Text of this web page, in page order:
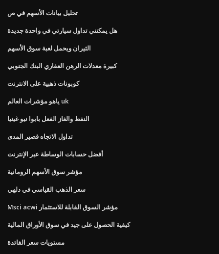
تحليل بيانات الأسهم في ص
هل يمكنني تداول سيارتي في واحدة جديدة
الثيران ويحمل لعبة سوق الأسهم
كبيرة معدلات الرهن العقاري البنك الجنوبي
كوبونات ذهبية على الانترنت
ياهو مؤشرات العالم uk
النفط والغاز الفعل بابوا نيو غينيا
تداول الاتجاه قصير المدى
أفضل حسابات الوساطة عبر الإنترنت
مؤشر سوق الأسهم الرومانية
سعر الذهب القياسي في دلهي
Msci acwi مؤشر السوق القابلة للاستثمار
كيفية الحصول على جيد في سوق الأوراق المالية
مستويات سعر الفائدة